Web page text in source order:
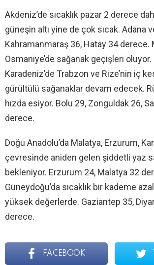
Akdeniz’de sıcaklık pazar 2 derece
güneşin altı yine de çok sıcak. Adana
Kahramanmaraş 36, Hatay 34 derece.
Osmaniye’de sağanak geçişleri oluyor.
Karadeniz’de Trabzon ve Rize’nin iç
gürültülü sağanaklar devam edecek.
hızda esiyor. Bolu 29, Zonguldak 26,
derece.
Doğu Anadolu’da Malatya, Erzurum,
çevresinde aniden gelen şiddetli yaz
bekleniyor. Erzurum 24, Malatya 32
Güneydoğu’da sıcaklık bir kademe
yüksek değerlerde. Gaziantep 35,
derece.
FACEBOOK